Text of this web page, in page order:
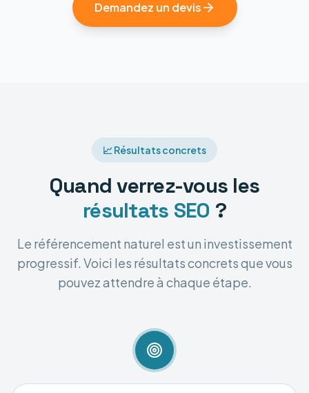
Demandez un devis
📈 Résultats concrets
Quand verrez-vous les
résultats SEO ?
Le référencement naturel est un investissement
progressif. Voici les résultats concrets que vous
pouvez attendre à chaque étape.